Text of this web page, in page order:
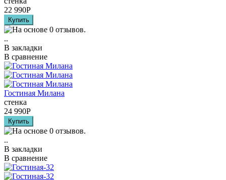
22 990Р
..
В закладки
В сравнение
Гостиная Милана
стенка
24 990Р
..
В закладки
В сравнение